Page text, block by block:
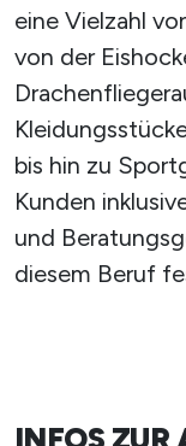
eine Vielzahl
von der
bis hin zu
Kunden
und
diesem Beruf
INFOS ZUR